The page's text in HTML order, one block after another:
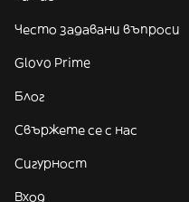
Често задавани въпроси
Glovo Prime
Блог
Свържете се с нас
Сигурност
Вход